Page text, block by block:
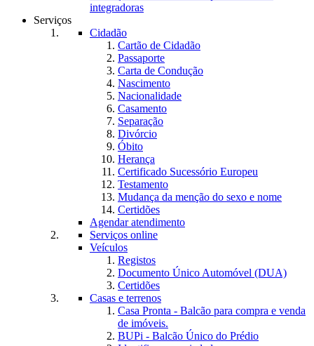
integradoras
Serviços
Cidadão
Cartão de Cidadão
Passaporte
Carta de Condução
Nascimento
Nacionalidade
Casamento
Separação
Divórcio
Óbito
Herança
Certificado Sucessório Europeu
Testamento
Mudança da menção do sexo e nome
Certidões
Agendar atendimento
Serviços online
Veículos
Registos
Documento Único Automóvel (DUA)
Certidões
Casas e terrenos
Casa Pronta - Balcão para compra e venda
de imóveis.
BUPi - Balcão Único do Prédio